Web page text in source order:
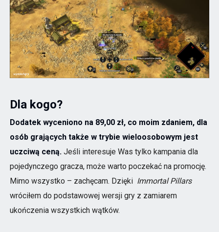
Dla kogo?
Dodatek wyceniono na 89,00 zł, co moim zdaniem, dla
osób grających także w trybie wieloosobowym jest
uczciwą ceną. Jeśli interesuje Was tylko kampania dla
pojedynczego gracza, może warto poczekać na promocję.
Mimo wszystko – zachęcam. Dzięki Immortal Pillars
wróciłem do podstawowej wersji gry z zamiarem
ukończenia wszystkich wątków.